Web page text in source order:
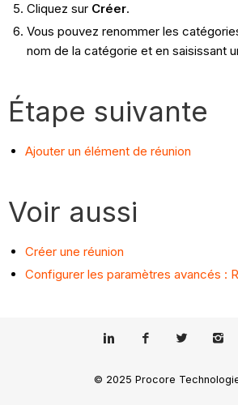
Cliquez sur Créer.
Vous pouvez renommer les
nom de la catégorie et en saisissant
Étape suivante
Ajouter un élément de réunion
Voir aussi
Créer une réunion
Configurer les paramètres avancés :
© 2025 Procore